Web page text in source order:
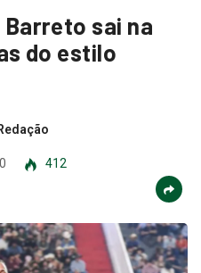
sai na
do estilo
0
412